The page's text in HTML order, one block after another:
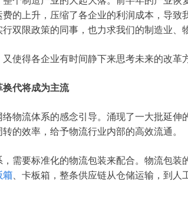
的上升，压缩了各企业的利润成本，导
双限政策的同事，也力求我们的制造业、
使得各企业有时间静下来思考未来的改革
代将成为主流
络物流体系的感念引导。涌现了一大批延
的效率，给予物流行业内部的高效流通。
需要标准化的物流包装来配合。物流包
箱 、卡板箱，整条供应链从仓储运输，到人